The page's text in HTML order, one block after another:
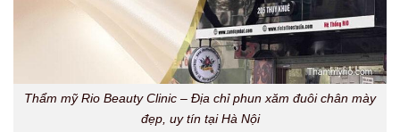
Thẩm mỹ Rio Beauty Clinic – Địa chỉ phun xăm đuôi chân mày
đẹp, uy tín tại Hà Nội